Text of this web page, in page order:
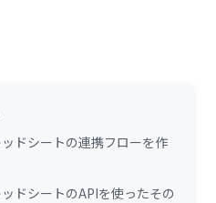
ドシートの連携フローを作
ドシートのAPIを使ったその